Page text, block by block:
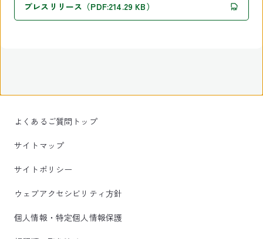
プレスリリース（PDF:214.29 KB）
よくあるご質問トップ
サイトマップ
サイトポリシー
ウェブアクセシビリティ方針
個人情報・特定個人情報保護